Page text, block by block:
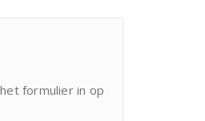
formulier in op